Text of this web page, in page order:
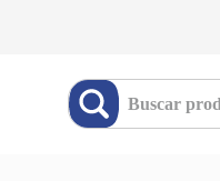
Buscar productos...